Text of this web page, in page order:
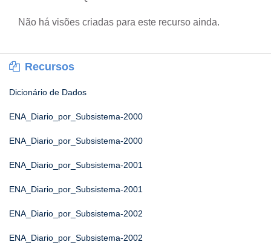
Não há visões criadas para este recurso ainda.
Recursos
Dicionário de Dados
ENA_Diario_por_Subsistema-2000
ENA_Diario_por_Subsistema-2000
ENA_Diario_por_Subsistema-2001
ENA_Diario_por_Subsistema-2001
ENA_Diario_por_Subsistema-2002
ENA_Diario_por_Subsistema-2002